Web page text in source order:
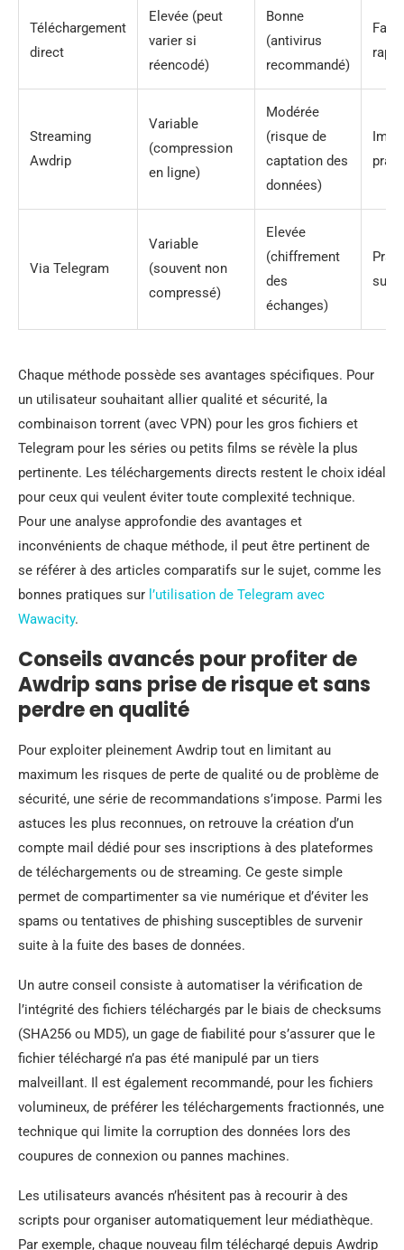
Téléchargement
direct
Elevée (peut
varier si
réencodé)
Bonne
(antivirus
recommandé)
Streaming
Awdrip
Variable
(compression
en ligne)
Modérée
(risque de
captation des
données)
Via Telegram
Variable
(souvent non
compressé)
Elevée
(chiffrement
des
échanges)
sur
Chaque méthode possède ses avantages spécifiques. Pour
un utilisateur souhaitant allier qualité et sécurité, la
combinaison torrent (avec VPN) pour les gros fichiers et
Telegram pour les séries ou petits films se révèle la plus
pertinente. Les téléchargements directs restent le choix idéal
pour ceux qui veulent éviter toute complexité technique.
Pour une analyse approfondie des avantages et
inconvénients de chaque méthode, il peut être pertinent de
se référer à des articles comparatifs sur le sujet, comme les
bonnes pratiques sur l’utilisation de Telegram avec
Wawacity.
Conseils avancés pour profiter de
Awdrip sans prise de risque et sans
perdre en qualité
Pour exploiter pleinement Awdrip tout en limitant au
maximum les risques de perte de qualité ou de problème de
sécurité, une série de recommandations s’impose. Parmi les
astuces les plus reconnues, on retrouve la création d’un
compte mail dédié pour ses inscriptions à des plateformes
de téléchargements ou de streaming. Ce geste simple
permet de compartimenter sa vie numérique et d’éviter les
spams ou tentatives de phishing susceptibles de survenir
suite à la fuite des bases de données.
Un autre conseil consiste à automatiser la vérification de
l’intégrité des fichiers téléchargés par le biais de checksums
(SHA256 ou MD5), un gage de fiabilité pour s’assurer que le
fichier téléchargé n’a pas été manipulé par un tiers
malveillant. Il est également recommandé, pour les fichiers
volumineux, de préférer les téléchargements fractionnés, une
technique qui limite la corruption des données lors des
coupures de connexion ou pannes machines.
Les utilisateurs avancés n’hésitent pas à recourir à des
scripts pour organiser automatiquement leur médiathèque.
Par exemple, chaque nouveau film téléchargé depuis Awdrip